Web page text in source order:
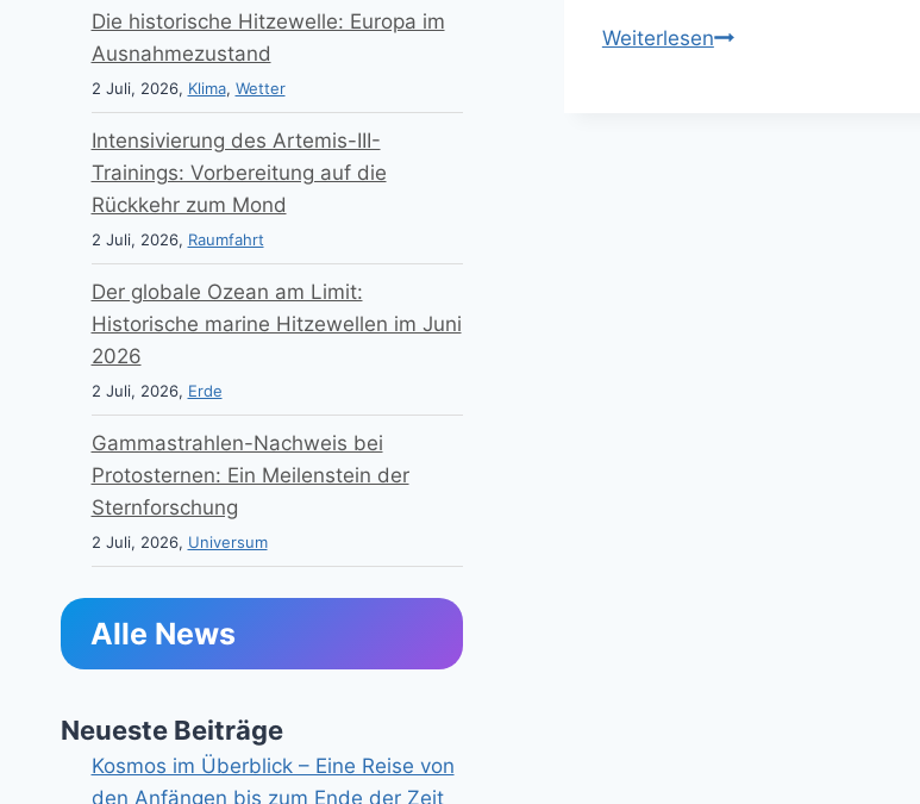
WeiterlesenSaturn
Die historische Hitzewelle: Europa im
Ausnahmezustand
2 Juli, 2026, Klima, Wetter
Intensivierung des Artemis-III-
Trainings: Vorbereitung auf die
Rückkehr zum Mond
2 Juli, 2026, Raumfahrt
Der globale Ozean am Limit:
Historische marine Hitzewellen im Juni
2026
2 Juli, 2026, Erde
Gammastrahlen-Nachweis bei
Protosternen: Ein Meilenstein der
Sternforschung
2 Juli, 2026, Universum
Alle News
Neueste Beiträge
Kosmos im Überblick – Eine Reise von
den Anfängen bis zum Ende der Zeit